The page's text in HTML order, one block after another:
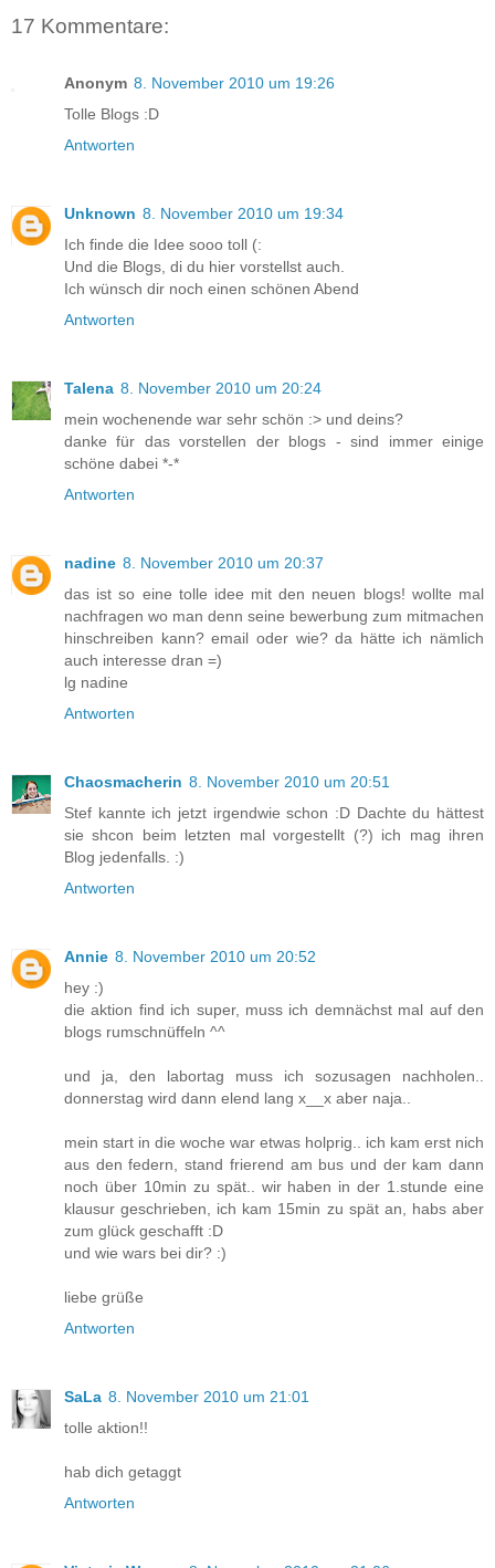
17 Kommentare:
Anonym 8. November 2010 um 19:26
Tolle Blogs :D
Antworten
Unknown 8. November 2010 um 19:34
Ich finde die Idee sooo toll (:
Und die Blogs, di du hier vorstellst auch.
Ich wünsch dir noch einen schönen Abend
Antworten
Talena 8. November 2010 um 20:24
mein wochenende war sehr schön :> und deins?
danke für das vorstellen der blogs - sind immer einige
schöne dabei *-*
Antworten
nadine 8. November 2010 um 20:37
das ist so eine tolle idee mit den neuen blogs! wollte mal
nachfragen wo man denn seine bewerbung zum mitmachen
hinschreiben kann? email oder wie? da hätte ich nämlich
auch interesse dran =)
lg nadine
Antworten
Chaosmacherin 8. November 2010 um 20:51
Stef kannte ich jetzt irgendwie schon :D Dachte du hättest
sie shcon beim letzten mal vorgestellt (?) ich mag ihren
Blog jedenfalls. :)
Antworten
Annie 8. November 2010 um 20:52
hey :)
die aktion find ich super, muss ich demnächst mal auf den
blogs rumschnüffeln ^^
und ja, den labortag muss ich sozusagen nachholen..
donnerstag wird dann elend lang x__x aber naja..
mein start in die woche war etwas holprig.. ich kam erst nich
aus den federn, stand frierend am bus und der kam dann
noch über 10min zu spät.. wir haben in der 1.stunde eine
klausur geschrieben, ich kam 15min zu spät an, habs aber
zum glück geschafft :D
und wie wars bei dir? :)
liebe grüße
Antworten
SaLa 8. November 2010 um 21:01
tolle aktion!!
hab dich getaggt
Antworten